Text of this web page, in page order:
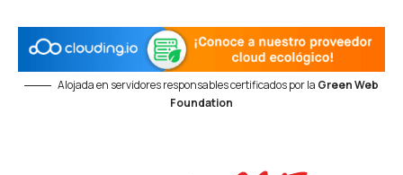
Alojada en servidores responsables certificados por la Green Web
Foundation